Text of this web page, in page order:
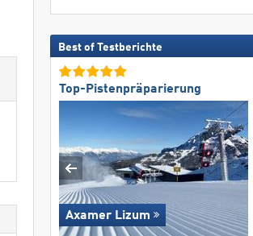
Best of Testberichte
Top-Pistenpräparierung
Axamer Lizum